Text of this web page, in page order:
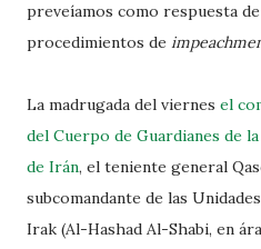
preveíamos como respuesta
procedimientos de
La madrugada del viernes el
del Cuerpo de Guardianes de
de Irán, el teniente general
subcomandante de las
Irak (Al-Hashad Al-Shabi, en